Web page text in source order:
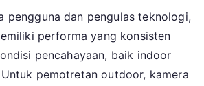
pengguna dan pengulas teknologi,
performa yang konsisten
pencahayaan, baik indoor
pemotretan outdoor, kamera